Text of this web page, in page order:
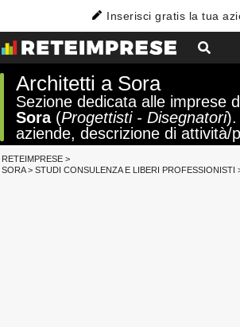
Inserisci gratis la tua
Architetti a Sora
Sezione dedicata alle imprese
Sora(Progettisti - Disegnatori).
aziende, descrizione di attività/
RETEIMPRESE >
SORA> STUDI CONSULENZA E LIBERI PROFESSIONISTI